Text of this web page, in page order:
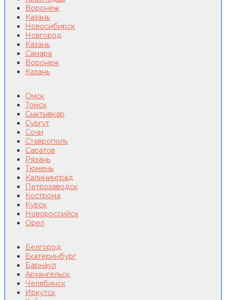
Воронеж
Казань
Новосибирск
Новгород
Казань
Самара
Воронеж
Казань
Омск
Томск
Сыктывкар
Сургут
Сочи
Ставрополь
Саратов
Рязань
Тюмень
Калининград
Петрозаводск
Кострома
Курск
Новороссийск
Орел
Белгород
Екатеринбург
Барнаул
Архангельск
Челябинск
Иркутск